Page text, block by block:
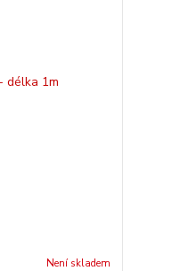
Není skladem